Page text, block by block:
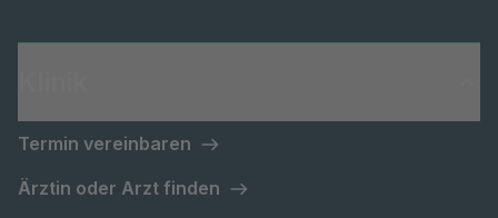
Termin vereinbaren
Ärztin oder Arzt finden